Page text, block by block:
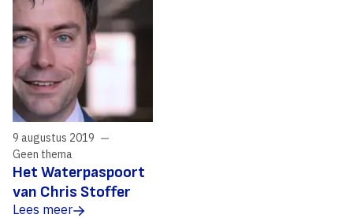
Het Waterpaspoort
van Chris Stoffer
9 augustus 2019
Geen thema
Lees meer